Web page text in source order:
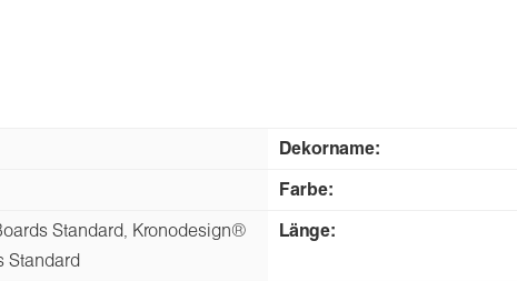
Dekorname:
Fаrbe:
Standard, Kronodesign®
Standard
Länge: